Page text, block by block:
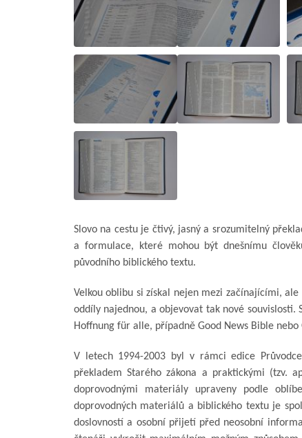
Slovo na cestu je čtivý, jasný a srozumitelný
a formulace, které mohou být dnešnímu
původního biblického textu.
Velkou oblibu si získal nejen mezi začínajícími,
oddíly najednou, a objevovat tak nové souvislosti.
Hoffnung für alle, případně Good News Bible
V letech 1994-2003 byl v rámci edice
překladem Starého zákona a praktickými (tzv.
doprovodnými materiály upraveny podle
doprovodných materiálů a biblického textu je
doslovností a osobní přijetí před neosobní